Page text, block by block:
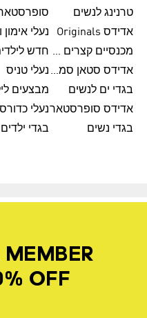
טרנינג לנשים
סופרסטאר
אדידס Originals
נעלי אימון
מכנסיים קצרים לנשים חדש
אדידס סטאן סמית' נעלי טניס
בגדי ים לנשים
מבצעים
אדידס סופרסטארנעלי
בגדי נשים
בגדי ילדים
OFF